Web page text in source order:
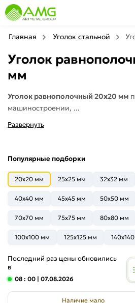
Главная Уголок стальной
Уголок
мм
Уголок равнополочный 20х20 мм
машиностроении, ...
Развернуть
Популярные подборки
20x20 мм 25x25 мм 32x32 мм
40x40 мм 45x45 мм 50x50 мм
70x70 мм 75x75 мм 80x80 мм
100x100 мм 125x125 мм
Последний раз цены обновились
в
08 : 00 | 07.08.2026
Наличие мало